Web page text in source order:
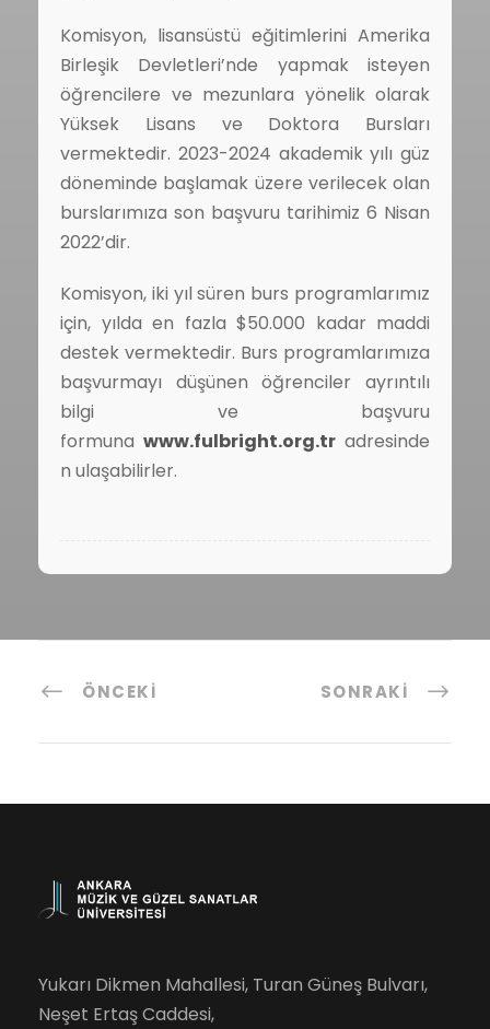
Komisyon, lisansüstü eğitimlerini Amerika
Birleşik Devletleri’nde yapmak isteyen
öğrencilere ve mezunlara yönelik olarak
Yüksek Lisans ve Doktora Bursları
vermektedir. 2023-2024 akademik yılı güz
döneminde başlamak üzere verilecek olan
burslarımıza son başvuru tarihimiz 6 Nisan
2022’dir.
Komisyon, iki yıl süren burs programlarımız
için, yılda en fazla $50.000 kadar maddi
destek vermektedir. Burs programlarımıza
başvurmayı düşünen öğrenciler ayrıntılı
bilgi ve başvuru
formuna www.fulbright.org.tr adresinde
n ulaşabilirler.
ÖNCEKI SONRAKI
Yukarı Dikmen Mahallesi, Turan Güneş Bulvarı,
Neşet Ertaş Caddesi,